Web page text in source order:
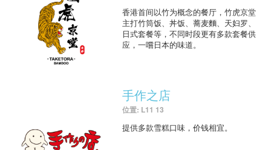
香港首间以竹为概念的餐厅，竹虎京堂
主打竹筒饭、丼饭、蕎麦麵、天妇罗、
日式套餐等，不同时段更有多款套餐供
应，一嚐日本的味道。
手作之店
位置: L11 13
提供多款雪糕口味，价钱相宜。